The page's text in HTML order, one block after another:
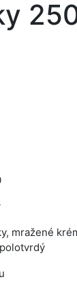
mražené